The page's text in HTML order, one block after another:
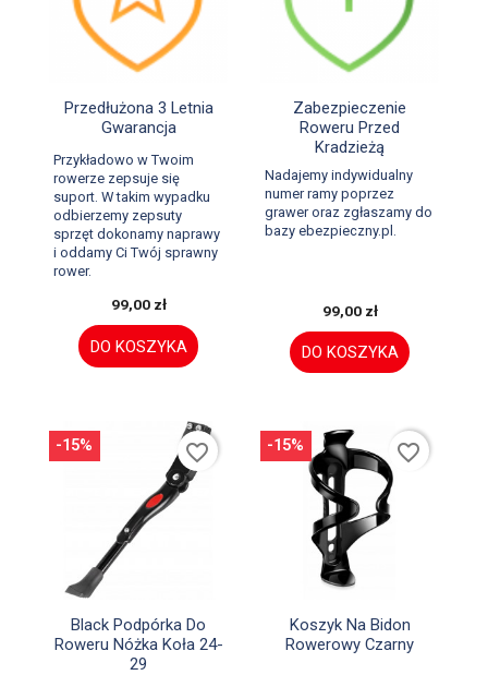
Szybki podgląd
Przedłużona 3 Letnia
Gwarancja
Przykładowo w Twoim
rowerze zepsuje się
suport. W takim wypadku
odbierzemy zepsuty
sprzęt dokonamy naprawy
i oddamy Ci Twój sprawny
rower.
99,00 zł
DO KOSZYKA
Szybki podgląd
Zabezpieczenie
Roweru Przed
Kradzieżą
Nadajemy indywidualny
numer ramy poprzez
grawer oraz zgłaszamy do
bazy ebezpieczny.pl.
99,00 zł
DO KOSZYKA
Szybki podgląd
Black Podpórka Do
Roweru Nóżka Koła 24-
29
-15% favorite_border
Szybki podgląd
Koszyk Na Bidon
Rowerowy Czarny
-15% favorite_border